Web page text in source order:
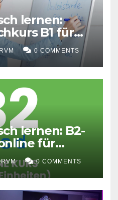
lernen:
B1 für
0 COMMENTS
lernen: B2-
für
0 COMMENTS